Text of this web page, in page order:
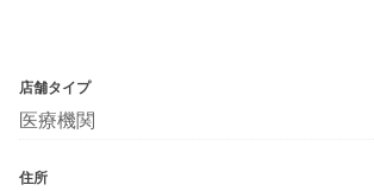
店舗タイプ
医療機関
住所